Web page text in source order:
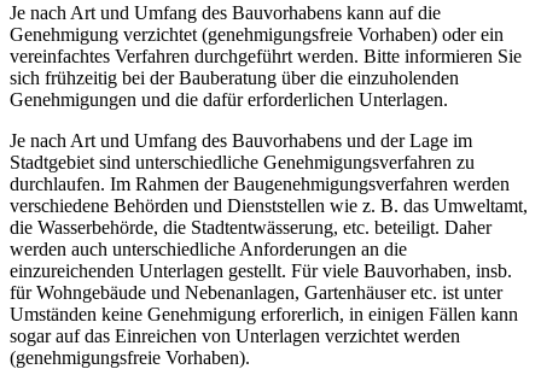
Je nach Art und Umfang des Bauvorhabens kann auf die
Genehmigung verzichtet (genehmigungsfreie Vorhaben) oder ein
vereinfachtes Verfahren durchgeführt werden. Bitte informieren Sie
sich frühzeitig bei der Bauberatung über die einzuholenden
Genehmigungen und die dafür erforderlichen Unterlagen.
Je nach Art und Umfang des Bauvorhabens und der Lage im
Stadtgebiet sind unterschiedliche Genehmigungsverfahren zu
durchlaufen. Im Rahmen der Baugenehmigungsverfahren werden
verschiedene Behörden und Dienststellen wie z. B. das Umweltamt,
die Wasserbehörde, die Stadtentwässerung, etc. beteiligt. Daher
werden auch unterschiedliche Anforderungen an die
einzureichenden Unterlagen gestellt. Für viele Bauvorhaben, insb.
für Wohngebäude und Nebenanlagen, Gartenhäuser etc. ist unter
Umständen keine Genehmigung erforerlich, in einigen Fällen kann
sogar auf das Einreichen von Unterlagen verzichtet werden
(genehmigungsfreie Vorhaben).